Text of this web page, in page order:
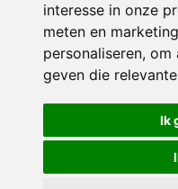
interesse in onze
meten en
personaliseren, om
geven die
Ik
© 2026 Avonturijn
Privacy policy|Disclaimer|